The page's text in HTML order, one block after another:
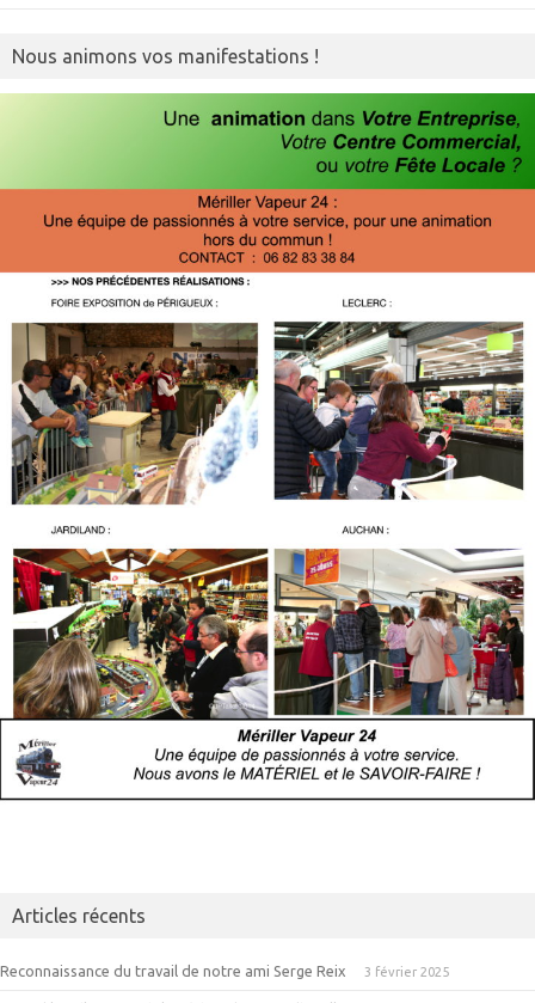
Nous animons vos manifestations !
Articles récents
Reconnaissance du travail de notre ami Serge Reix 3 février 2025